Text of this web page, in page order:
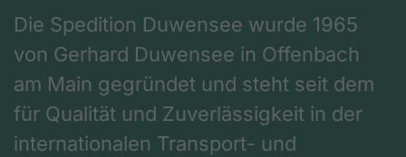
Die Spedition Duwensee wurde 1965
von Gerhard Duwensee in Offenbach
am Main gegründet und steht seit dem
für Qualität und Zuverlässigkeit in der
internationalen Transport- und